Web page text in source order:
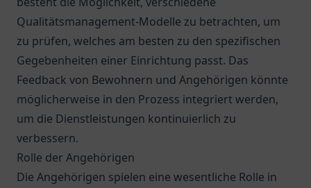
Qualitätsmanagement-Modelle zu betrachten, um
zu prüfen, welches am besten zu den spezifischen
Gegebenheiten einer Einrichtung passt. Das
Feedback von Bewohnern und Angehörigen könnte
möglicherweise in den Prozess integriert werden,
um die Dienstleistungen kontinuierlich zu
verbessern.
Rolle der Angehörigen
Die Angehörigen spielen eine wesentliche Rolle in